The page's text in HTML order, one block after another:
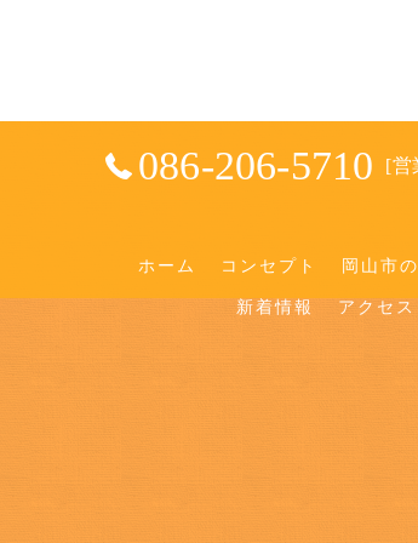
086-206-5710 [営
ホーム コンセプト 岡山市
新着情報 アクセス